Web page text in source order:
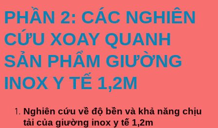
PHẦN 2: CÁC NGHIÊN
CỨU XOAY QUANH
SẢN PHẨM GIƯỜNG
INOX Y TẾ 1,2M
Nghiên cứu về độ bền và khả năng chịu
tải của giường inox y tế 1,2m